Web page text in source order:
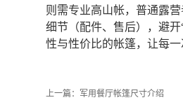
则需专业高山帐，普通露
细节（配件、售后），避
性与性价比的帐篷，让每
上一篇： 军用餐厅帐篷尺寸介绍